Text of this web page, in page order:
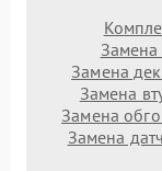
Замена
Замена
Замена
Замена